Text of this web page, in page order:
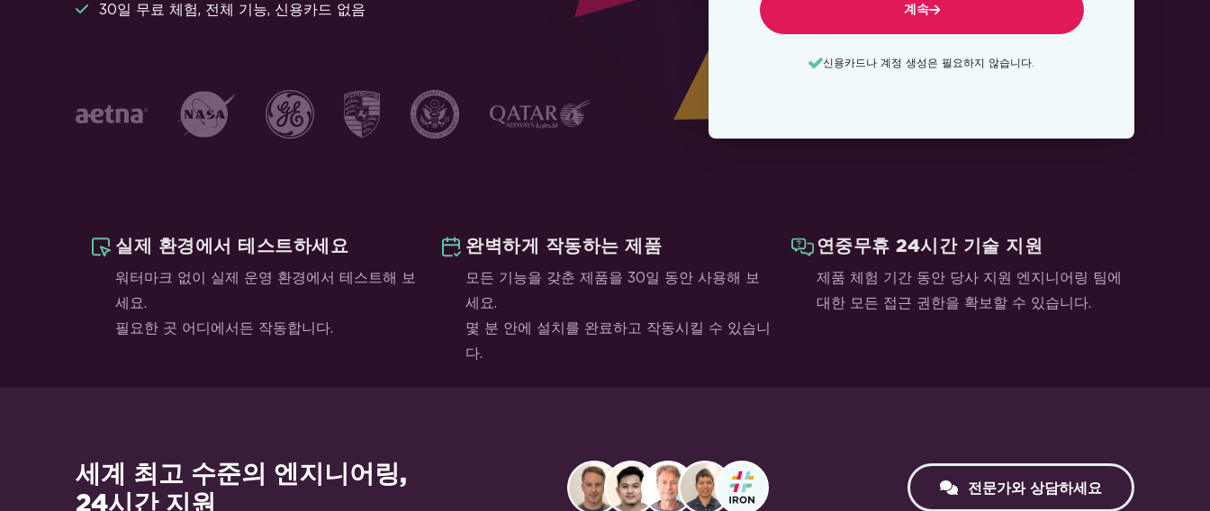
30일 무료 체험, 전체 기능, 신용카드 없음
계속
신용카드나 계정 생성은 필요하지 않습니다.
실제 환경에서 테스트하세요
워터마크 없이 실제 운영 환경에서 테스트해 보
세요.
필요한 곳 어디에서든 작동합니다.
완벽하게 작동하는 제품
모든 기능을 갖춘 제품을 30일 동안 사용해 보
세요.
몇 분 안에 설치를 완료하고 작동시킬 수 있습니
다.
연중무휴 24시간 기술 지원
제품 체험 기간 동안 당사 지원 엔지니어링 팀에
대한 모든 접근 권한을 확보할 수 있습니다.
세계 최고 수준의 엔지니어링,
24시간 지원
전문가와 상담하세요